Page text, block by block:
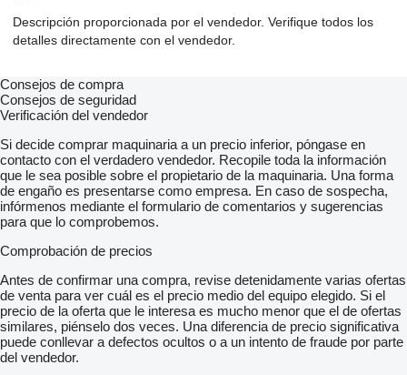
Descripción proporcionada por el vendedor. Verifique todos los
detalles directamente con el vendedor.
Consejos de compra
Consejos de seguridad
Verificación del vendedor
Si decide comprar maquinaria a un precio inferior, póngase en
contacto con el verdadero vendedor. Recopile toda la información
que le sea posible sobre el propietario de la maquinaria. Una forma
de engaño es presentarse como empresa. En caso de sospecha,
infórmenos mediante el formulario de comentarios y sugerencias
para que lo comprobemos.
Comprobación de precios
Antes de confirmar una compra, revise detenidamente varias ofertas
de venta para ver cuál es el precio medio del equipo elegido. Si el
precio de la oferta que le interesa es mucho menor que el de ofertas
similares, piénselo dos veces. Una diferencia de precio significativa
puede conllevar a defectos ocultos o a un intento de fraude por parte
del vendedor.